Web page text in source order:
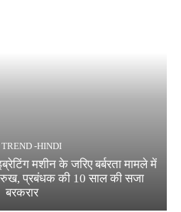
-HINDI
मशीन के जरिए बर्बरता मामले में
रुख, प्रबंधक की 10 साल की सजा
बरकरार